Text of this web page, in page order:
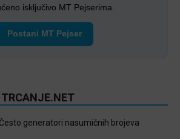
isključivo MT Pejserima.
Postani MT Pejser
Često generatori nasumičnih brojeva